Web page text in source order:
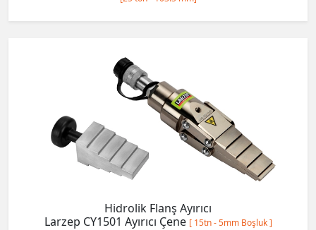
Hidrolik Flanş Ayırıcı
Larzep CY1501 Ayırıcı Çene [ 15tn - 5mm Boşluk ]